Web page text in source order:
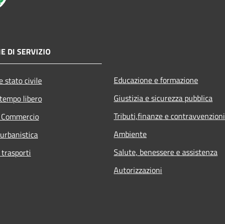
DI SERVIZIO
stato civile
libero
Educazione e formazione
Giustizia e sicurezza pubblica
Tributi,finanze e contravvenzioni
Ambiente
Salute, benessere e assistenza
Autorizzazioni